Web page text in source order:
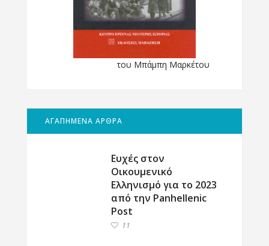
του Μπάμπη Μαρκέτου
ΑΓΑΠΗΜΕΝΑ ΑΡΘΡΑ
Ευχές στον
Οικουμενικό
Ελληνισμό για το 2023
από την Panhellenic
Post
11